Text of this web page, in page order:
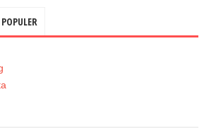
POPULER